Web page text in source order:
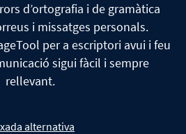
d’ortografia i de gramàtica
i missatges personals.
per a escriptori avui i feu
sigui fàcil i sempre
rellevant.
alternativa